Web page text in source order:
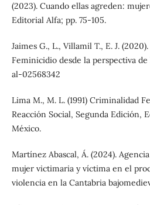
(2023). Cuando ellas agreden:
Editorial Alfa; pp. 75-105.
Jaimes G., L., Villamil T., E. J.
Feminicidio desde la perspectiva
al-02568342
Lima M., M. L. (1991) Criminalidad
Reacción Social, Segunda Edición,
México.
Martínez Abascal, Á. (2024).
mujer victimaria y víctima en el
violencia en la Cantabria